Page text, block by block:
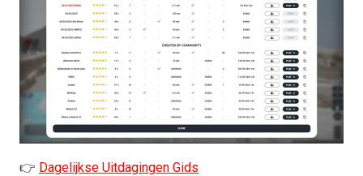
👉 Dagelijkse Uitdagingen Gids